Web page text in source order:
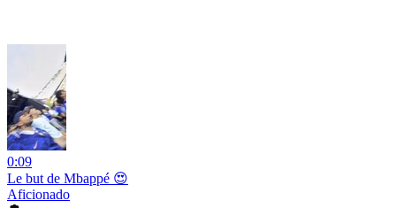
0:09
Le but de Mbappé 😍
Aficionado